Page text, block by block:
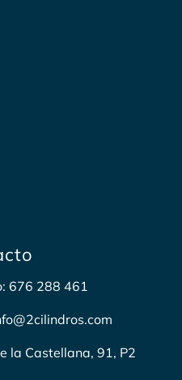
676 288 461
la Castellana, 91, P2